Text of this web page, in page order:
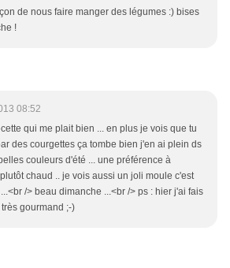
de nous faire manger des légumes :) bises
!
08:52
qui me plait bien ... en plus je vois que tu
des courgettes ça tombe bien j'en ai plein ds
couleurs d'été ... une préférence à
chaud .. je vois aussi un joli moule c'est
/> beau dimanche ...<br /> ps : hier j'ai fais
très gourmand ;-)